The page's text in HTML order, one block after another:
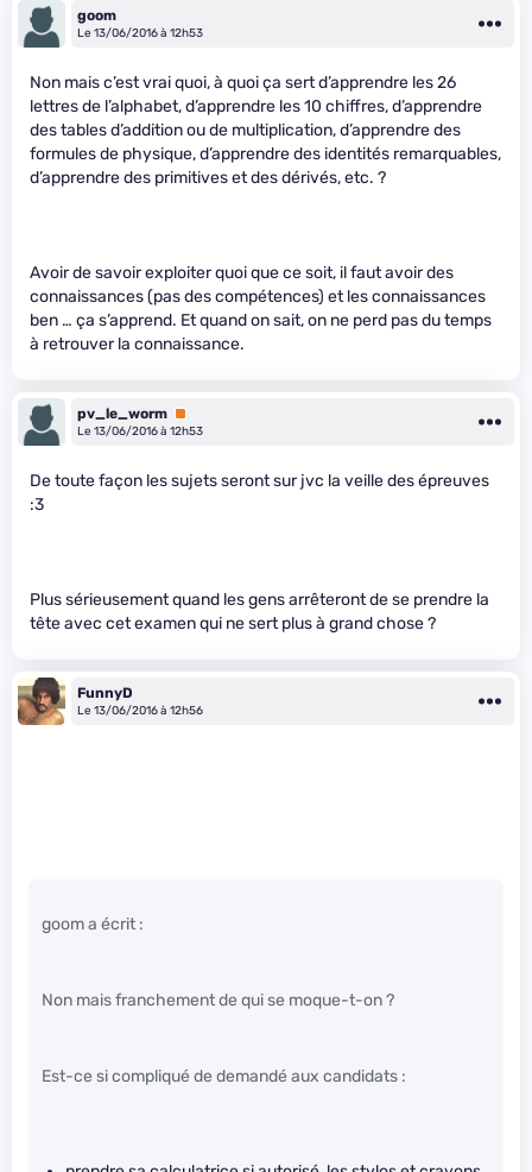
goom
Le 13/06/2016 à 12h53
Non mais c’est vrai quoi, à quoi ça sert d’apprendre les 26
lettres de l’alphabet, d’apprendre les 10 chiffres, d’apprendre
des tables d’addition ou de multiplication, d’apprendre des
formules de physique, d’apprendre des identités remarquables,
d’apprendre des primitives et des dérivés, etc. ?
Avoir de savoir exploiter quoi que ce soit, il faut avoir des
connaissances (pas des compétences) et les connaissances
ben … ça s’apprend. Et quand on sait, on ne perd pas du temps
à retrouver la connaissance.
pv_le_worm Premium
Le 13/06/2016 à 12h53
De toute façon les sujets seront sur jvc la veille des épreuves
:3
Plus sérieusement quand les gens arrêteront de se prendre la
tête avec cet examen qui ne sert plus à grand chose ?
FunnyD
Le 13/06/2016 à 12h56
goom a écrit :
Non mais franchement de qui se moque-t-on ?
Est-ce si compliqué de demandé aux candidats :